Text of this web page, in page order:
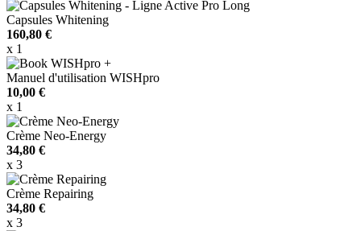
Capsules Whitening
160,80 €
x 1
Manuel d'utilisation WISHpro
10,00 €
x 1
Crème Neo-Energy
34,80 €
x 3
Crème Repairing
34,80 €
x 3